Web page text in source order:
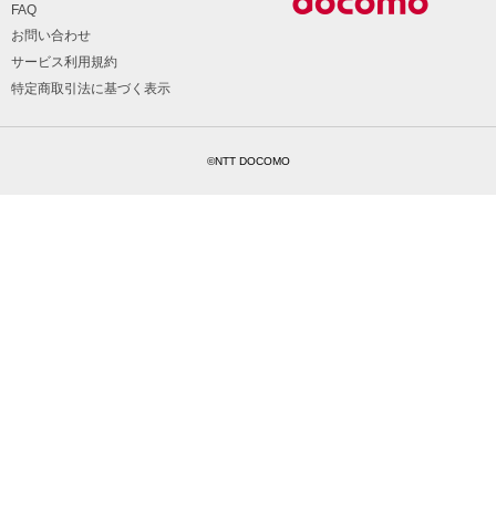
FAQ
お問い合わせ
サービス利用規約
特定商取引法に基づく表示
©NTT DOCOMO